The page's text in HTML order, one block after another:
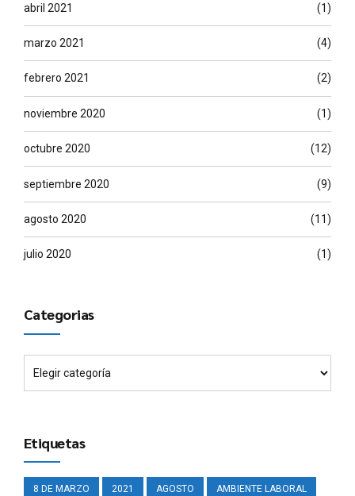
abril 2021 (1)
marzo 2021 (4)
febrero 2021 (2)
noviembre 2020 (1)
octubre 2020 (12)
septiembre 2020 (9)
agosto 2020 (11)
julio 2020 (1)
Categorias
Etiquetas
8 DE MARZO 2021 AGOSTO AMBIENTE LABORAL